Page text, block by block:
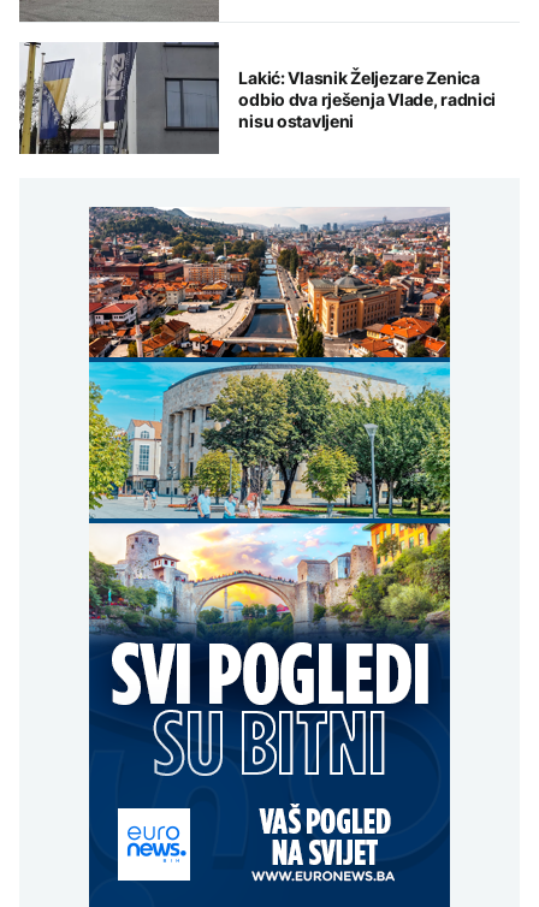
Lakić: Vlasnik Željezare Zenica
odbio dva rješenja Vlade, radnici
nisu ostavljeni